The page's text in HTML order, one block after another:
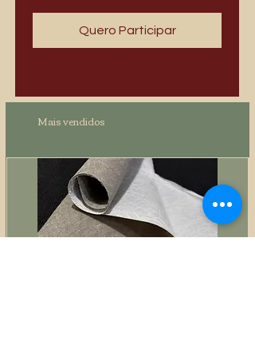
Quero Participar
Mais vendidos